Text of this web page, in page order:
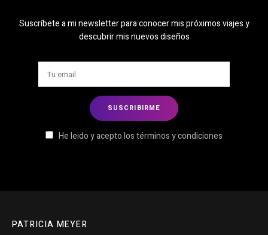
Suscríbete a mi newsletter para conocer mis próximos viajes y
descubrir mis nuevos diseños
He leido y acepto los términos y condiciones
PATRICIA MEYER